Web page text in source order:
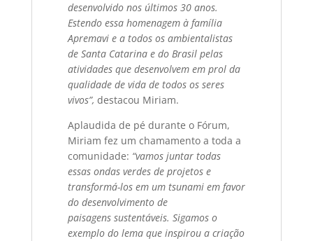
desenvolvido nos últimos 30 anos.
Estendo essa homenagem à família
Apremavi e a todos os ambientalistas
de Santa Catarina e do Brasil pelas
atividades que desenvolvem em prol da
qualidade de vida de todos os seres
vivos”, destacou Miriam.
Aplaudida de pé durante o Fórum,
Miriam fez um chamamento a toda a
comunidade: “vamos juntar todas
essas ondas verdes de projetos e
transformá-los em um tsunami em favor
do desenvolvimento de
paisagens sustentáveis. Sigamos o
exemplo do lema que inspirou a criação